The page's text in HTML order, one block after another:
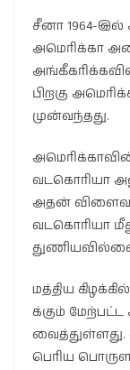
சீனா 1964-
அமெரிக்கா
பிறகு
முன்வந்தது.
வடகொரியா
அதன்
வடகொரியா
மத்திய
க்கும்
வைத்துள்ளது.
பெரிய